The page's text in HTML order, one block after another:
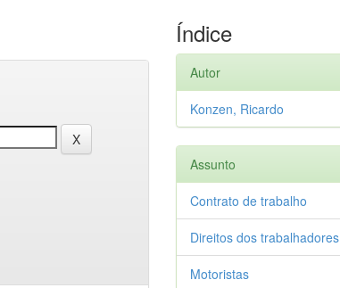
Índice
Autor
Konzen, Ricardo
Assunto
Contrato de trabalho
Direitos dos trabalhadores
Motoristas